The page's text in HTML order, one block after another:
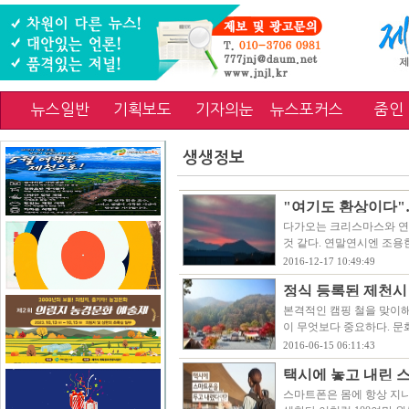
뉴스일반 기획보도 기자의눈 뉴스포커스 줌인
생생정보
"여기도 환상이다
다가오는 크리스마스와
것 같다. 연말연시엔 조
2016-12-17 10:49:49
정식 등록된 제천
본격적인 캠핑 철을 맞이
이 무엇보다 중요하다.
2016-06-15 06:11:43
택시에 놓고 내린
스마트폰은 몸에 항상 지